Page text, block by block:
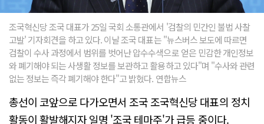
조국혁신당 조국 대표가 25일 국회 소통관에서 '검찰의 민간인 불법 사찰
고발' 기자회견을 하고 있다. 이날 조국 대표는 "뉴스버스 보도에 따르면
검찰이 수사 과정에서 범위를 벗어난 압수수색으로 얻은 민감한 개인정보
와 폐기해야 되는 사생활 정보를 보관하고 활용하고 있다"며 "수사와 관련
없는 정보는 즉각 폐기해야 한다"고 밝혔다. 연합뉴스
총선이 코앞으로 다가오면서 조국 조국혁신당 대표의 정치
활동이 활발해지자 일명 '조국 테마주'가 급등 중이다.